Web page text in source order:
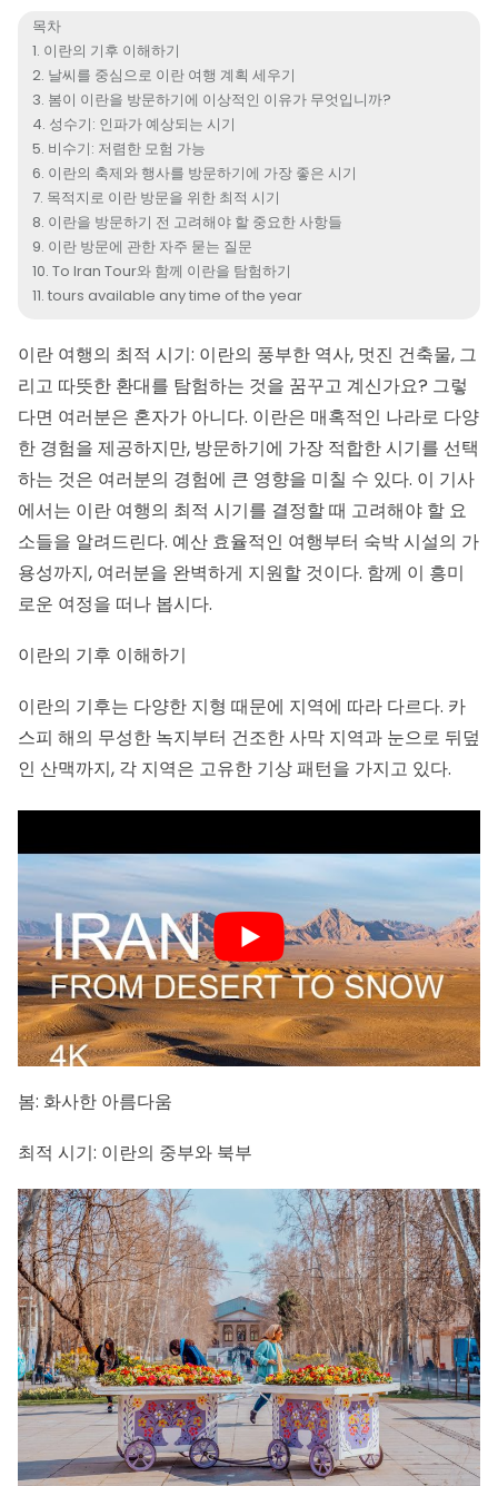
목차
이란의 기후 이해하기
날씨를 중심으로 이란 여행 계획 세우기
봄이 이란을 방문하기에 이상적인 이유가 무엇입니까?
성수기: 인파가 예상되는 시기
비수기: 저렴한 모험 가능
이란의 축제와 행사를 방문하기에 가장 좋은 시기
목적지로 이란 방문을 위한 최적 시기
이란을 방문하기 전 고려해야 할 중요한 사항들
이란 방문에 관한 자주 묻는 질문
To Iran Tour와 함께 이란을 탐험하기
tours available any time of the year
이란 여행의 최적 시기: 이란의 풍부한 역사, 멋진 건축물, 그
리고 따뜻한 환대를 탐험하는 것을 꿈꾸고 계신가요? 그렇
다면 여러분은 혼자가 아니다. 이란은 매혹적인 나라로 다양
한 경험을 제공하지만, 방문하기에 가장 적합한 시기를 선택
하는 것은 여러분의 경험에 큰 영향을 미칠 수 있다. 이 기사
에서는 이란 여행의 최적 시기를 결정할 때 고려해야 할 요
소들을 알려드린다. 예산 효율적인 여행부터 숙박 시설의 가
용성까지, 여러분을 완벽하게 지원할 것이다. 함께 이 흥미
로운 여정을 떠나 봅시다.
이란의 기후 이해하기
이란의 기후는 다양한 지형 때문에 지역에 따라 다르다. 카
스피 해의 무성한 녹지부터 건조한 사막 지역과 눈으로 뒤덮
인 산맥까지, 각 지역은 고유한 기상 패턴을 가지고 있다.
봄: 화사한 아름다움
최적 시기: 이란의 중부와 북부